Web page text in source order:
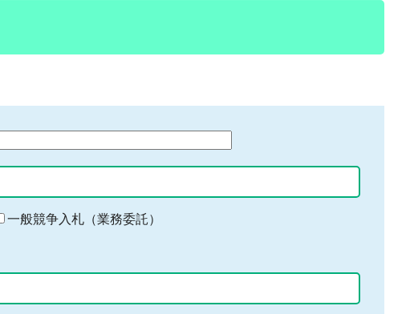
一般競争入札（業務委託）